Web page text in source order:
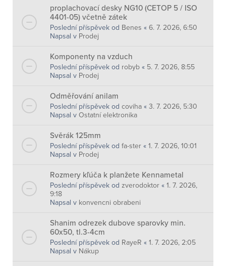
proplachovací desky NG10 (CETOP 5 / ISO
4401-05) včetně zátek
Poslední příspěvek od Benes « 6. 7. 2026, 6:50
Napsal v Prodej
Komponenty na vzduch
Poslední příspěvek od robyb « 5. 7. 2026, 8:55
Napsal v Prodej
Odměřování anilam
Poslední příspěvek od coviha « 3. 7. 2026, 5:30
Napsal v Ostatní elektronika
Svěrák 125mm
Poslední příspěvek od fa-ster « 1. 7. 2026, 10:01
Napsal v Prodej
Rozmery kľúča k planžete Kennametal
Poslední příspěvek od zverodoktor « 1. 7. 2026,
9:18
Napsal v konvencni obrabeni
Shanim odrezek dubove sparovky min.
60x50, tl.3-4cm
Poslední příspěvek od RayeR « 1. 7. 2026, 2:05
Napsal v Nákup